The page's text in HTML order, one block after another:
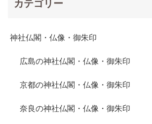
カテゴリー
神社仏閣・仏像・御朱印
広島の神社仏閣・仏像・御朱印
京都の神社仏閣・仏像・御朱印
奈良の神社仏閣・仏像・御朱印